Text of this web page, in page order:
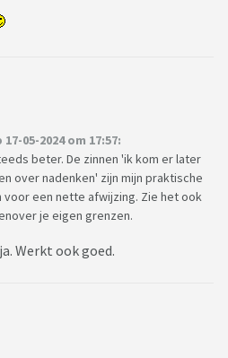
05-2024 om 17:57:
beter. De zinnen 'ik kom er later
over nadenken' zijn mijn praktische
voor een nette afwijzing. Zie het ook
je eigen grenzen.
Werkt ook goed.